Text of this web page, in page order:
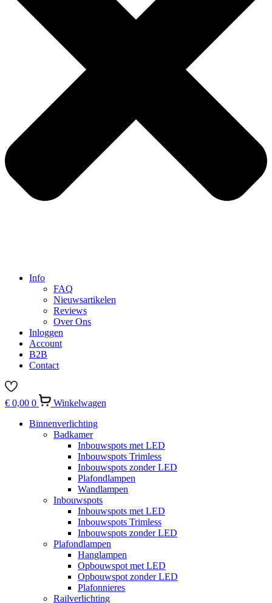
Info
FAQ
Nieuwsartikelen
Reviews
Over Ons
Inloggen
Account
B2B
Contact
€ 0,00 0
Winkelwagen
Binnenverlichting
Badkamer
Inbouwspots met LED
Inbouwspots Trimless
Inbouwspots zonder LED
Plafondlampen
Wandlampen
Inbouwspots
Inbouwspots met LED
Inbouwspots Trimless
Inbouwspots zonder LED
Plafondlampen
Hanglampen
Opbouwspot met LED
Opbouwspot zonder LED
Plafonnieres
Railverlichting